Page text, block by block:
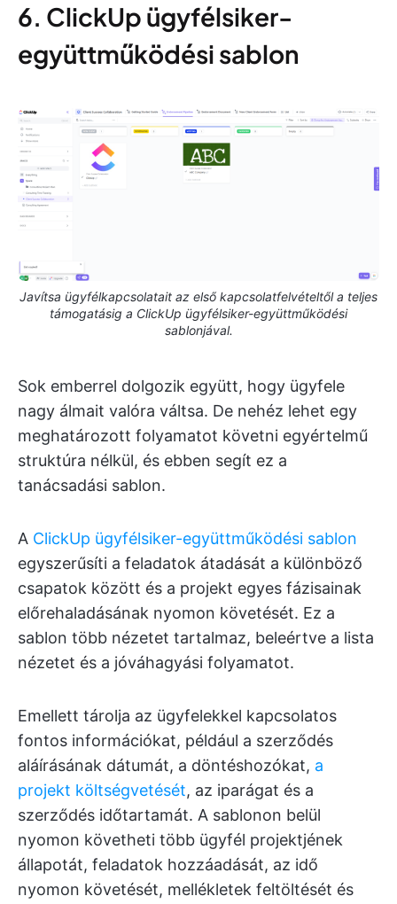
6. ClickUp ügyfélsiker-
együttműködési sablon
Javítsa ügyfélkapcsolatait az első kapcsolatfelvételtől a teljes
támogatásig a ClickUp ügyfélsiker-együttműködési
sablonjával.
Sok emberrel dolgozik együtt, hogy ügyfele
nagy álmait valóra váltsa. De nehéz lehet egy
meghatározott folyamatot követni egyértelmű
struktúra nélkül, és ebben segít ez a
tanácsadási sablon.
A ClickUp ügyfélsiker-együttműködési sablon
egyszerűsíti a feladatok átadását a különböző
csapatok között és a projekt egyes fázisainak
előrehaladásának nyomon követését. Ez a
sablon több nézetet tartalmaz, beleértve a lista
nézetet és a jóváhagyási folyamatot.
Emellett tárolja az ügyfelekkel kapcsolatos
fontos információkat, például a szerződés
aláírásának dátumát, a döntéshozókat, a
projekt költségvetését, az iparágat és a
szerződés időtartamát. A sablonon belül
nyomon követheti több ügyfél projektjének
állapotát, feladatok hozzáadását, az idő
nyomon követését, mellékletek feltöltését és